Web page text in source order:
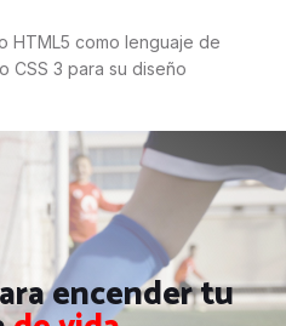
HTML5 como lenguaje de
CSS 3 para su diseño
encender tu